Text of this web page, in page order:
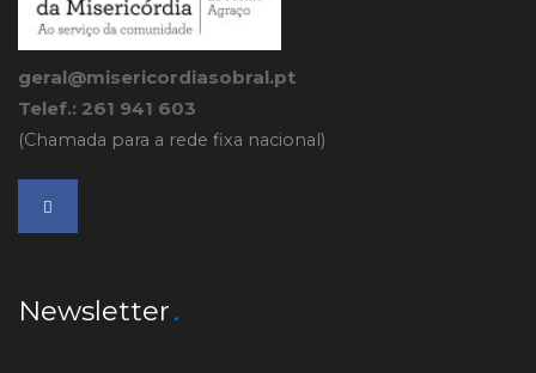
geral@misericordiasobral.pt
Telef.: 261 941 603
(Chamada para a rede fixa nacional)
Newsletter